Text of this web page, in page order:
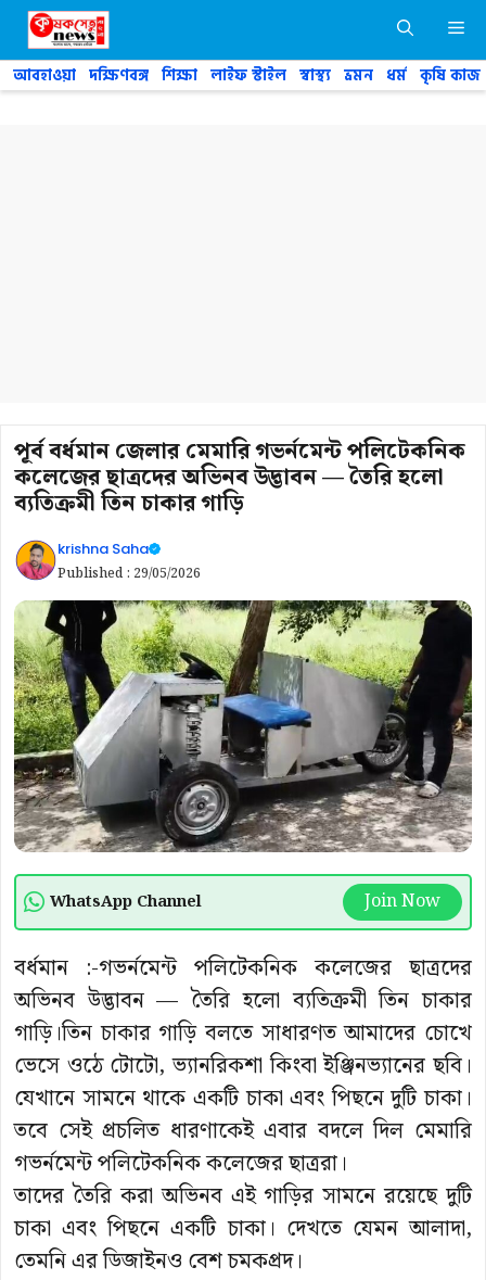
Skip
content
আবহাওয়া দক্ষিণবঙ্গ শিক্ষা লাইফ স্টাইল স্বাস্থ্য ভ্রমন ধর্ম কৃষি কাজ
পূর্ব বর্ধমান জেলার মেমারি গভর্নমেন্ট পলিটেকনিক
কলেজের ছাত্রদের অভিনব উদ্ভাবন — তৈরি হলো
ব্যতিক্রমী তিন চাকার গাড়ি
krishna Saha
Published : 29/05/2026
WhatsApp Channel Join Now
বর্ধমান :-গভর্নমেন্ট পলিটেকনিক কলেজের ছাত্রদের
অভিনব উদ্ভাবন — তৈরি হলো ব্যতিক্রমী তিন চাকার
গাড়ি।তিন চাকার গাড়ি বলতে সাধারণত আমাদের চোখে
ভেসে ওঠে টোটো, ভ্যানরিকশা কিংবা ইঞ্জিনভ্যানের ছবি।
যেখানে সামনে থাকে একটি চাকা এবং পিছনে দুটি চাকা।
তবে সেই প্রচলিত ধারণাকেই এবার বদলে দিল মেমারি
গভর্নমেন্ট পলিটেকনিক কলেজের ছাত্ররা।
তাদের তৈরি করা অভিনব এই গাড়ির সামনে রয়েছে দুটি
চাকা এবং পিছনে একটি চাকা। দেখতে যেমন আলাদা,
তেমনি এর ডিজাইনও বেশ চমকপ্রদ।